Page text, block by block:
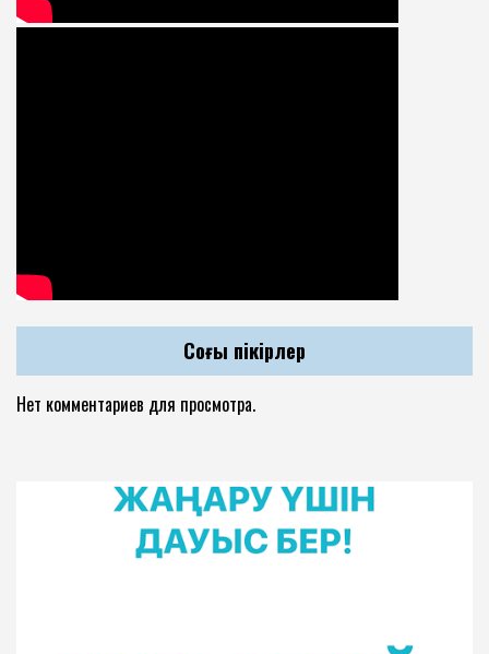
Соңғы пікірлер
Нет комментариев для просмотра.